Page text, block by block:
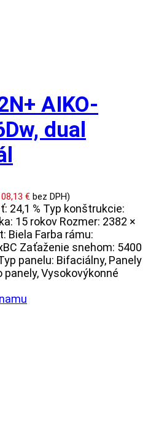
AIKO-
dual
€ bez DPH)
24,1 % Typ konštrukcie:
15 rokov Rozmer: 2382 ×
Biela Farba rámu:
Zaťaženie snehom: 5400
panelu: Bifaciálny, Panely
panely, Vysokovýkonné